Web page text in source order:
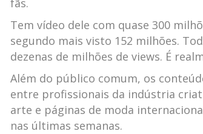
fãs.
Tem vídeo dele com quase 300
segundo mais visto 152 milhões.
dezenas de milhões de views. É
Além do público comum, os
entre profissionais da indústria
arte e páginas de moda
nas últimas semanas.